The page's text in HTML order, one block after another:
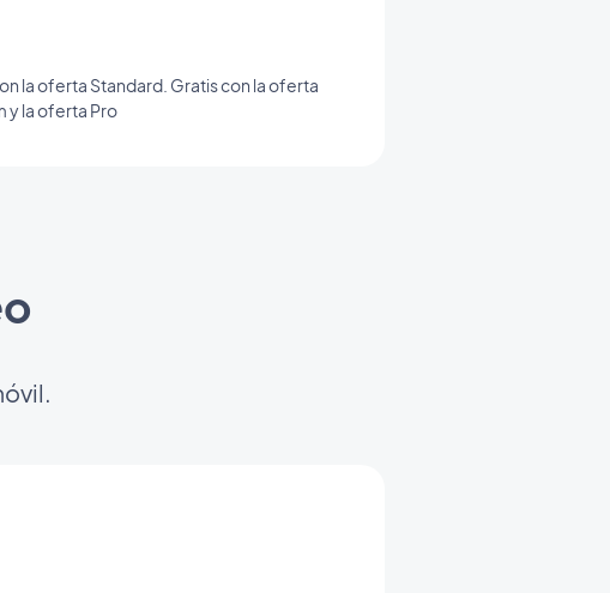
la oferta Standard. Gratis con la oferta
y la oferta Pro